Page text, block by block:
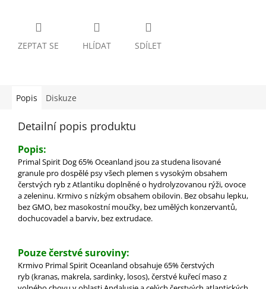
ZEPTAT SE HLÍDAT SDÍLET
Popis Diskuze
Detailní popis produktu
Popis:
Primal Spirit Dog 65% Oceanland jsou za studena lisované
granule pro dospělé psy všech plemen s vysokým obsahem
čerstvých ryb z Atlantiku doplněné o hydrolyzovanou rýži, ovoce
a zeleninu. Krmivo s nízkým obsahem obilovin. Bez obsahu lepku,
bez GMO, bez masokostní moučky, bez umělých konzervantů,
dochucovadel a barviv, bez extrudace.
Pouze čerstvé suroviny:
Krmivo Primal Spirit Oceanland obsahuje 65% čerstvých
ryb (kranas, makrela, sardinky, losos), čerstvé kuřecí maso z